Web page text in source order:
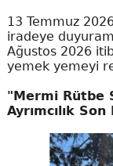
13 Temmuz
iradeye
Ağustos 2026
yemek yemeyi
"Mermi Rütbe
Ayrımcılık